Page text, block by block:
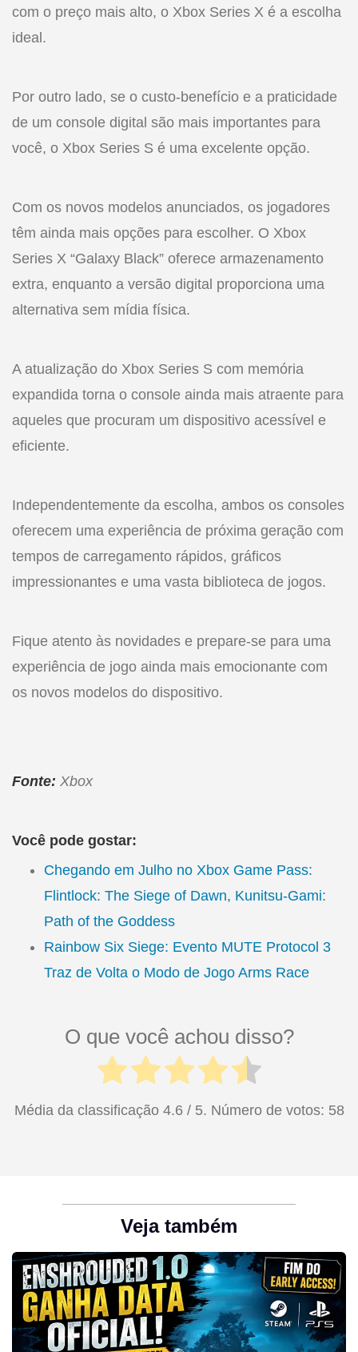
com o preço mais alto, o Xbox Series X é a escolha
ideal.
Por outro lado, se o custo-benefício e a praticidade
de um console digital são mais importantes para
você, o Xbox Series S é uma excelente opção.
Com os novos modelos anunciados, os jogadores
têm ainda mais opções para escolher. O Xbox
Series X “Galaxy Black” oferece armazenamento
extra, enquanto a versão digital proporciona uma
alternativa sem mídia física.
A atualização do Xbox Series S com memória
expandida torna o console ainda mais atraente para
aqueles que procuram um dispositivo acessível e
eficiente.
Independentemente da escolha, ambos os consoles
oferecem uma experiência de próxima geração com
tempos de carregamento rápidos, gráficos
impressionantes e uma vasta biblioteca de jogos.
Fique atento às novidades e prepare-se para uma
experiência de jogo ainda mais emocionante com
os novos modelos do dispositivo.
Fonte: Xbox
Você pode gostar:
Chegando em Julho no Xbox Game Pass:
Flintlock: The Siege of Dawn, Kunitsu-Gami:
Path of the Goddess
Rainbow Six Siege: Evento MUTE Protocol 3
Traz de Volta o Modo de Jogo Arms Race
O que você achou disso?
Média da classificação 4.6/ 5. Número de votos: 58
Veja também